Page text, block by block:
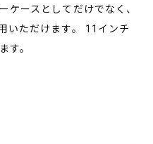
ケースとしてだけでなく、
いただけます。 11インチ
す。